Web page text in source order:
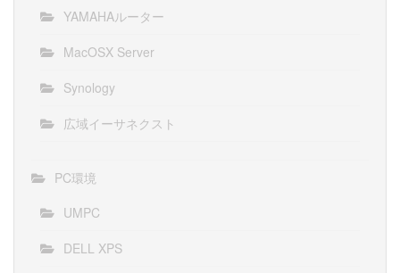
YAMAHAルーター
MacOSX Server
Synology
広域イーサネクスト
PC環境
UMPC
DELL XPS